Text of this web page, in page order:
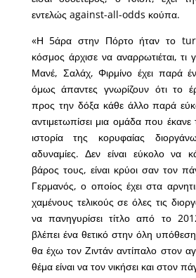
εντελώς against-all-odds κούπα.
«Η 5άρα στην Πόρτο ήταν το
κόσμος άρχισε να αναρρωτιέται, τι
Μανέ, Σαλάχ, Φιρμίνο έχει παρά
όμως άπαντες γνωρίζουν ότι το
προς την δόξα κάθε άλλο παρά
αντιμετωπίσει μια ομάδα που
ιστορία της κορυφαίας
αδυναμίες. Δεν είναι εύκολο να
βάρος τους, είναι κρύοι σαν τον
Γερμανός, ο οποίος έχει στα
χαμένους τελικούς σε όλες τις
να πανηγυρίσει τίτλο από το
βλέπει ένα θετικό στην όλη
θα έχω τον Ζιντάν αντίπαλο στον
θέμα είναι να τον νικήσει και στον